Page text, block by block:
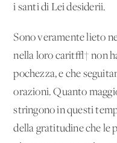
i santi di Lei desiderii.
Sono veramente lieto
nella loro carit√† non
pochezza, e che
orazioni. Quanto
stringono in questi
della gratitudine che le